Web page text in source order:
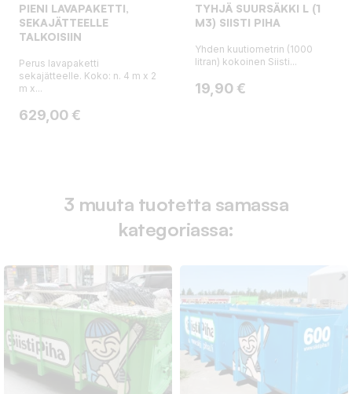
PIENI LAVAPAKETTI,
SEKAJÄTTEELLE
TALKOISIIN
Perus lavapaketti
sekajätteelle. Koko: n. 4 m x 2
m x...
Hinta
629,00 €
TYHJÄ SUURSÄKKI L (1
M3) SIISTI PIHA
Yhden kuutiometrin (1000
litran) kokoinen Siisti...
Hinta
19,90 €
3 muuta tuotetta samassa
kategoriassa: